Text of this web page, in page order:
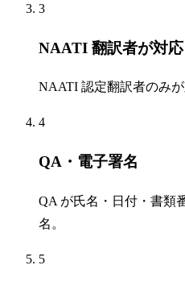
3
NAATI 翻訳者が対応
NAATI 認定翻訳者のみ
4
QA・電子署名
QA が氏名・日付・書類
名。
5